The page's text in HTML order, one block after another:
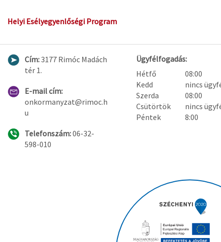
Helyi Esélyegyenlőségi Program
Cím:3177 Rimóc Madách
tér 1.
E-mail cím:
onkormanyzat@rimoc.h
u
Telefonszám:06-32-
598-010
Ügyfélfogadás:
Hétfő
08:00
Kedd
nincs
Szerda
08:00
Csütörtök
nincs
Péntek
8:00